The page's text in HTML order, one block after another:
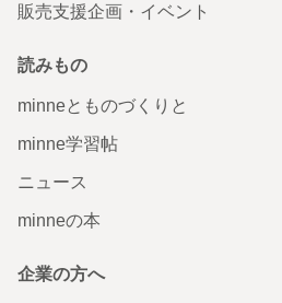
販売支援企画・イベント
読みもの
minneとものづくりと
minne学習帖
ニュース
minneの本
企業の方へ